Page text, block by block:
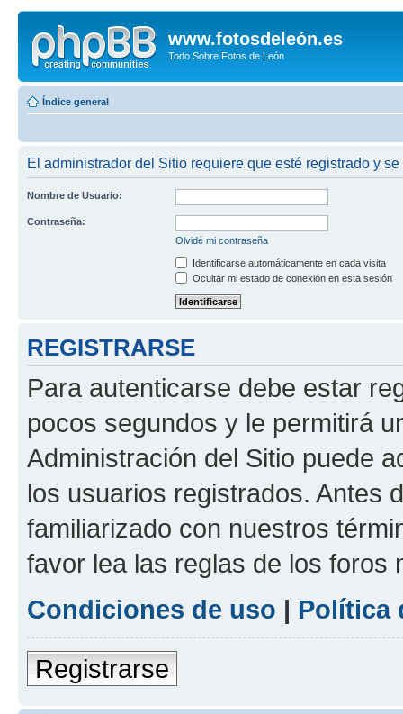
www.fotosdeleón.es
Todo Sobre Fotos de León
Índice general
El administrador del Sitio requiere que esté registrado y
Nombre de Usuario:
Contraseña:
Olvidé mi contraseña
Identificarse automáticamente en cada visita
Ocultar mi estado de conexión en esta sesión
REGISTRARSE
Para autenticarse debe estar
pocos segundos y le permitirá
Administración del Sitio puede
los usuarios registrados. Antes
familiarizado con nuestros
favor lea las reglas de los foros
Condiciones de uso | Política
Registrarse